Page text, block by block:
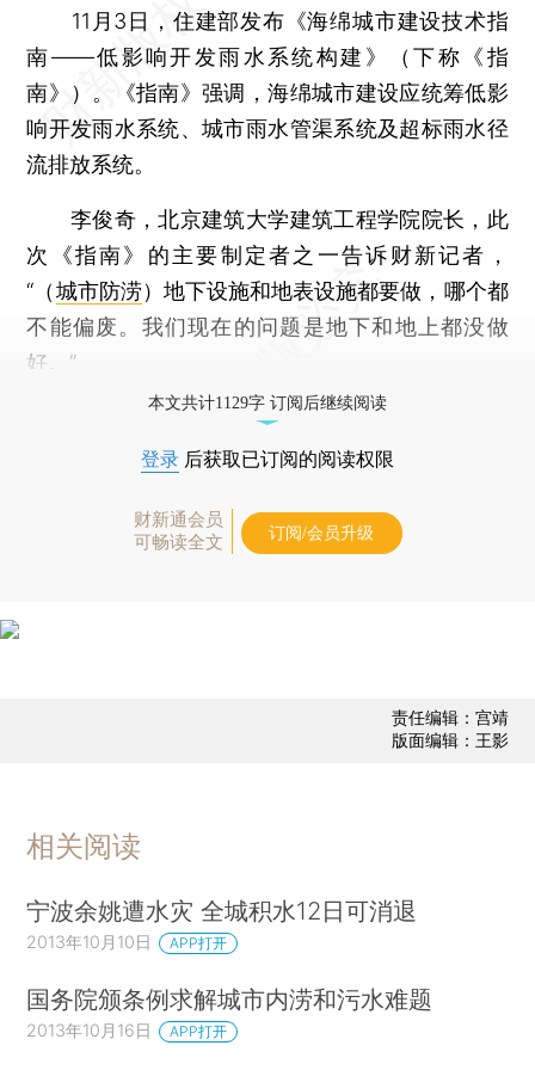
11月3日，住建部发布《海绵城市建设技术指
南——低影响开发雨水系统构建》（下称《指
南》）。《指南》强调，海绵城市建设应统筹低影
响开发雨水系统、城市雨水管渠系统及超标雨水径
流排放系统。
李俊奇，北京建筑大学建筑工程学院院长，此
次《指南》的主要制定者之一告诉财新记者，
“（城市防涝）地下设施和地表设施都要做，哪个都
不能偏废。我们现在的问题是地下和地上都没做
好。”
本文共计1129字 订阅后继续阅读
登录 后获取已订阅的阅读权限
财新通会员
可畅读全文
订阅/会员升级
责任编辑：宫靖
版面编辑：王影
相关阅读
宁波余姚遭水灾 全城积水12日可消退
2013年10月10日 APP打开
国务院颁条例求解城市内涝和污水难题
2013年10月16日 APP打开